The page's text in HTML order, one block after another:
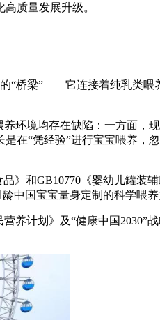
质量发展升级。
“桥梁”——它连接着纯乳类喂
环境均存在缺陷：一方面，
在“凭经验”进行宝宝喂养，
》和GB10770《婴幼儿罐装
中国宝宝量身定制的科学喂养
养计划》及“健康中国2030”